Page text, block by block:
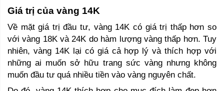
Giá trị của vàng 14K
Về mặt giá trị đầu tư, vàng 14K có giá trị thấp hơn so
với vàng 18K và 24K do hàm lượng vàng thấp hơn. Tuy
nhiên, vàng 14K lại có giá cả hợp lý và thích hợp với
những ai muốn sở hữu trang sức vàng nhưng không
muốn đầu tư quá nhiều tiền vào vàng nguyên chất.